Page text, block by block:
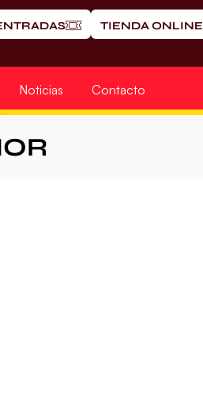
TIENDA ONLINE
Noticias Contacto